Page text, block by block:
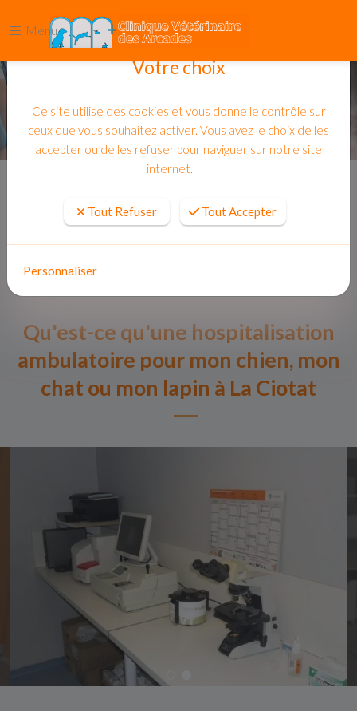
Menu
Qu'est-ce qu'une hospitalisation
ambulatoire pour mon chien, mon
chat ou mon lapin à La Ciotat
Votre choix
Ce site utilise des cookies et vous donne le contrôle sur
ceux que vous souhaitez activer. Vous avez le choix de les
accepter ou de les refuser pour naviguer sur notre site
internet.
Tout Refuser Tout Accepter
Personnaliser